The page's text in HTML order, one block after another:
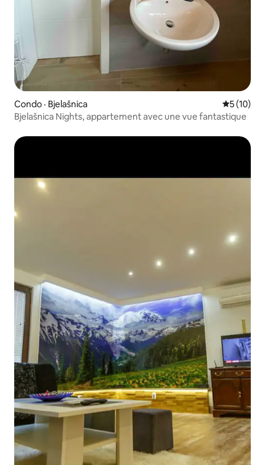
Condo · Bjelašnica Note
5 (10)
Bjelašnica Nights, appartement avec une vue fantastique